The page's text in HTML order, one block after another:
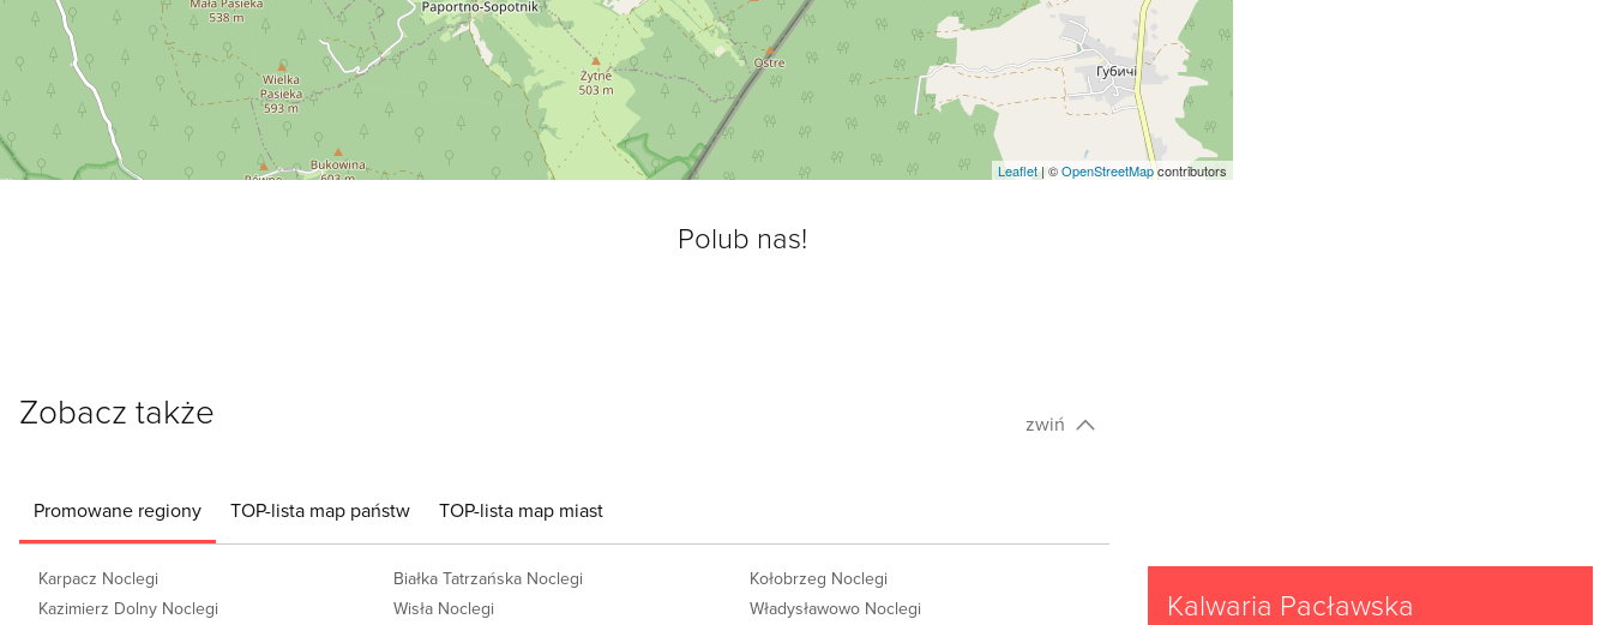
Leaflet| ©OpenStreetMapcontributors
Polub nas!
Zobacz także zwiń
Promowane regiony TOP-lista map państw TOP-lista map miast
Karpacz Noclegi
Kazimierz Dolny Noclegi
Białka Tatrzańska Noclegi
Wisła Noclegi
Kołobrzeg Noclegi
Władysławowo Noclegi
Kalwaria Pacławska